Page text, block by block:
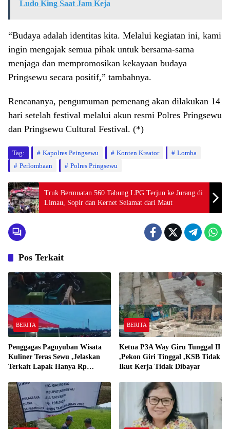
Ludo King Saat Jam Keja
“Budaya adalah identitas kita. Melalui kegiatan ini, kami
ingin mengajak semua pihak untuk bersama-sama
menjaga dan mempromosikan kekayaan budaya
Pringsewu secara positif,” tambahnya.
Rencananya, pengumuman pemenang akan dilakukan 14
hari setelah festival melalui akun resmi Polres Pringsewu
dan Pringsewu Cultural Festival. (*)
Tag: Kapolres Peingsewu Konten Kreator
Lomba
Perlombaan
Polres Pringsewu
Truk Bermuatan 560 Tabung LPG Terjun ke Jurang di
Limau, Sopir dan Kernet Selamat dari Maut
Pos Terkait
BERITA
Penggagas Paguyuban Wisata
Kuliner Teras Sewu ,Jelaskan
Terkait Lapak Hanya Rp
BERITA
Ketua P3A Way Giru Tunggal II
,Pekon Giri Tinggal ,KSB Tidak
Ikut Kerja Tidak Dibayar